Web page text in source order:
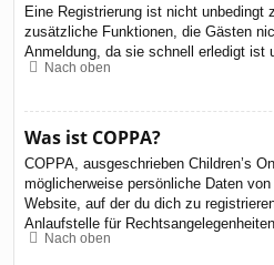
Eine Registrierung ist nicht
zusätzliche Funktionen, die Gästen
Anmeldung, da sie schnell erledigt ist
Nach oben
Was ist COPPA?
COPPA, ausgeschrieben Children’s
möglicherweise persönliche Daten
Website, auf der du dich zu
Anlaufstelle für
Nach oben